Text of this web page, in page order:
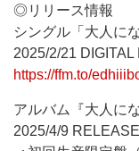
◎リリース情報
シングル「大人に
2025/2/21
https://ffm.to/
アルバム『大人に
2025/4/9 RELEASE